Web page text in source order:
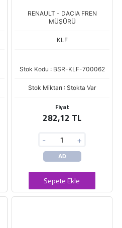
RENAULT - DACIA FREN
MÜŞÜRÜ
KLF
Stok Kodu : BSR-KLF-700062
Stok Miktarı : Stokta Var
Fiyat
282,12 TL
- +
AD
Sepete Ekle